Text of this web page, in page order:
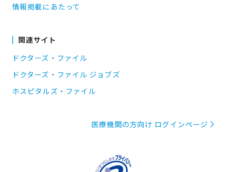
情報掲載にあたって
関連サイト
ドクターズ・ファイル
ドクターズ・ファイル ジョブズ
ホスピタルズ・ファイル
医療機関の方向け ログインページ